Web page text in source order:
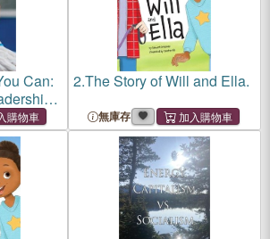
Can:
the
2.The Story of Will and Ella.
無庫存